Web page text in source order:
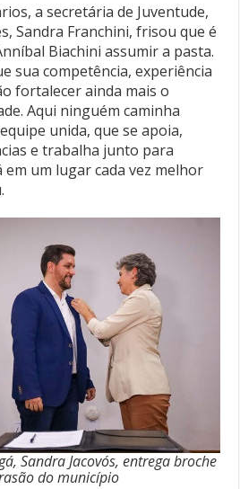
a secretária de Juventude,
Sandra Franchini, frisou que é
Biachini assumir a pasta.
sua competência, experiência
fortalecer ainda mais o
Aqui ninguém caminha
unida, que se apoia,
e trabalha junto para
um lugar cada vez melhor
Sandra Jacovós, entrega broche
do município